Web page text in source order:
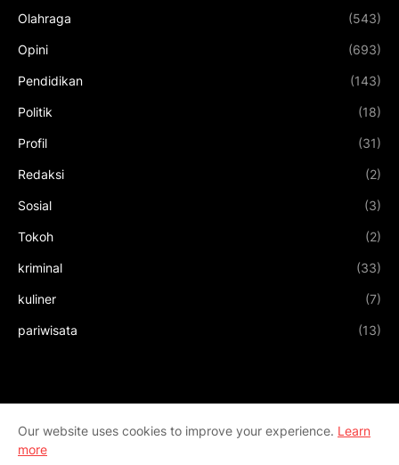
Olahraga (543)
Opini (693)
Pendidikan (143)
Politik (18)
Profil (31)
Redaksi (2)
Sosial (3)
Tokoh (2)
kriminal (33)
kuliner (7)
pariwisata (13)
Our website uses cookies to improve your experience. Learn
more